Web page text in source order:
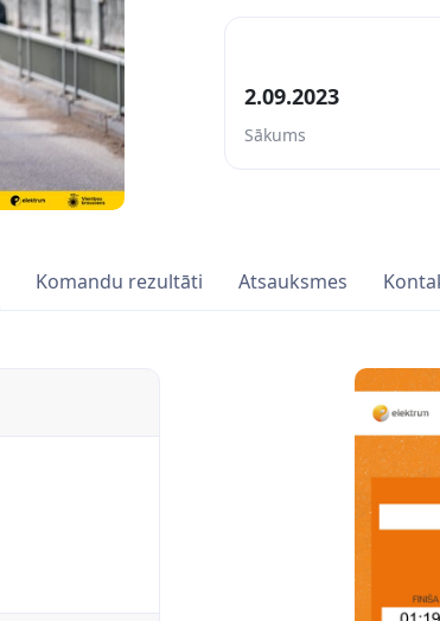
2.09.2023
Sākums
Komandu rezultāti Atsauksmes